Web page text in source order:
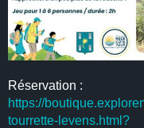
Réservation :
https://
tourrette-levens.html?